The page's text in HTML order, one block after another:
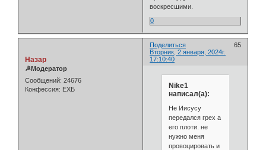
воскресшими.
0
Поделиться
65
Вторник, 2 января, 2024г.
17:10:40
Назар
☭Модератор
Сообщений: 24676
Конфессия: ЕХБ
Nike1
написал(а):
Не Иисусу
передался грех а
его плоти. не
нужно меня
провоцировать и